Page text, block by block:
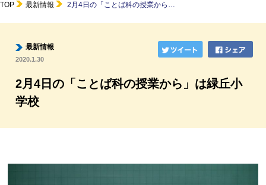
TOP 最新情報 2月4日の「ことば科の授業から…
最新情報
2020.1.30
2月4日の「ことば科の授業から」は緑丘小
学校